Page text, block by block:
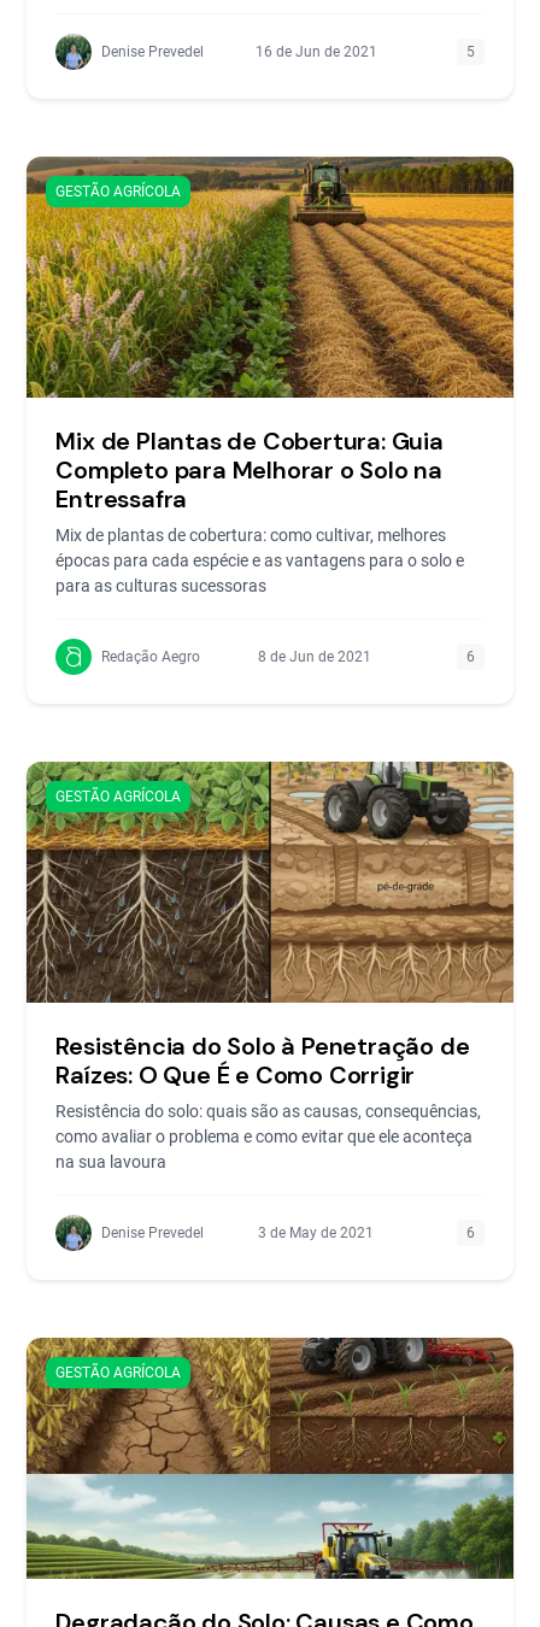
Denise Prevedel 16 de Jun de 2021 5
GESTÃO AGRÍCOLA
Mix de Plantas de Cobertura: Guia
Completo para Melhorar o Solo na
Entressafra
Mix de plantas de cobertura: como cultivar, melhores
épocas para cada espécie e as vantagens para o solo e
para as culturas sucessoras
Redação Aegro 8 de Jun de 2021 6
GESTÃO AGRÍCOLA
Resistência do Solo à Penetração de
Raízes: O Que É e Como Corrigir
Resistência do solo: quais são as causas, consequências,
como avaliar o problema e como evitar que ele aconteça
na sua lavoura
Denise Prevedel 3 de May de 2021 6
GESTÃO AGRÍCOLA